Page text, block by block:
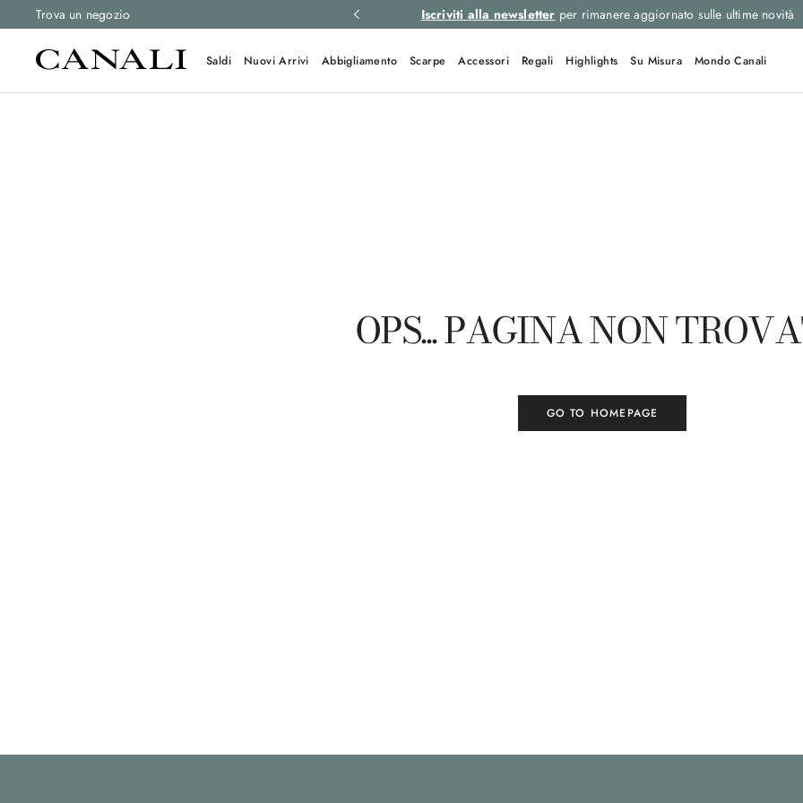
Trova un negozio
e resi gratuiti su tutti gli ordini. Iscriviti alla newsletter per rimanere aggiornato sulle ultime novità
Saldi Nuovi Arrivi Abbigliamento Scarpe Accessori Regali Highlights Su Misura Mondo Canali
OPS... PAGINA NON
GO TO HOMEPAGE